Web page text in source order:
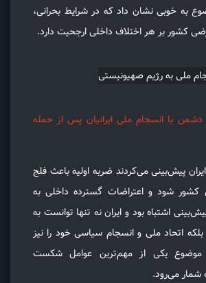
به خوبی نشان داد که در شرایط بحرانی،
کشور بر هر اختلاف داخلی ارجحیت دارد.
با انسجام ملی ایرانیان پس از حمله
پیش‌بینی می‌کردند ضربه اولیه باعث فلج
شود و اعتراضات گسترده داخلی به
اشتباه بود و ایران نه تنها توانست به
اتحاد ملی و انسجام سیاسی خود را نیز
موضوع یکی از مهم‌ترین عوامل شکست
می‌رود.